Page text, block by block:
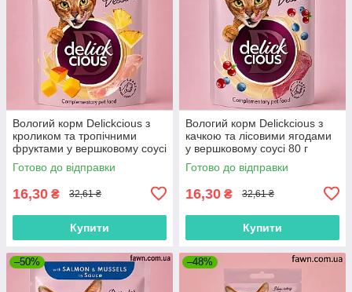
Вологий корм Delickcious з
кроликом та тропічними
фруктами у вершковому соусі
80 г
Готово до відправки
16,30 ₴ 32,61 ₴
Купити
Вологий корм Delickcious з
качкою та лісовими ягодами
у вершковому соусі 80 г
Готово до відправки
16,30 ₴ 32,61 ₴
Купити
–50% –48%